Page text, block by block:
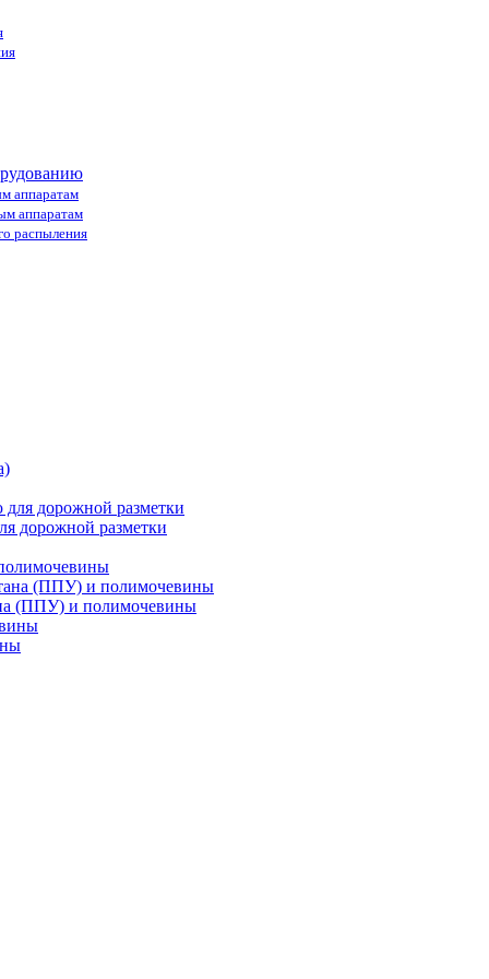
аппаратам
аппаратам
распыления
дорожной разметки
(ППУ) и полимочевины